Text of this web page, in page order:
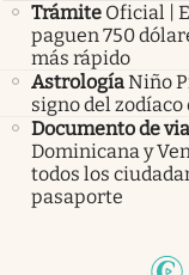
Trámite Oficial |
paguen 750
más rápido
AstrologíaNiño
signo del zodíaco
Documento de
Dominicana y
todos los
pasaporte